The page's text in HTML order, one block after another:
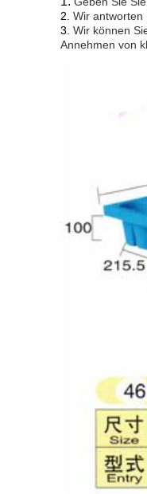
2. Wir antworten
3. Wir können
Annehmen von